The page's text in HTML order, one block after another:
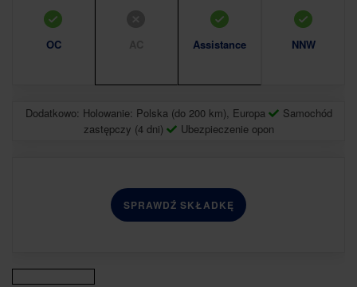
OC Assistance NNW
Dodatkowo: Holowanie: Polska (do 200 km), Europa
Samochód
zastępczy (4 dni)
Ubezpieczenie opon
SPRAWDŹ SKŁADKĘ